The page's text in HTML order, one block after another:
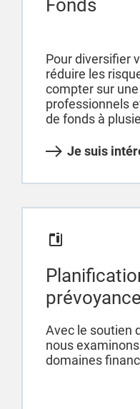
Fonds
Pour diversifier
réduire les
compter sur
professionnels
de fonds à
Je suis
prévoyance
Avec le soutien
nous
domaines